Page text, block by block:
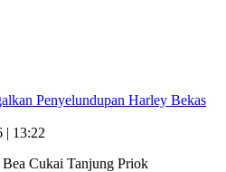
Penyelundupan Harley Bekas
| 13:22
Cukai Tanjung Priok